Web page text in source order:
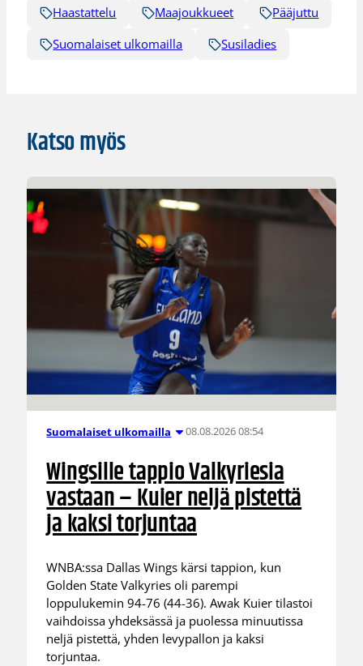
Haastattelu Maajoukkueet
Pääjuttu
Suomalaiset ulkomailla
Susiladies
Katso myös
Suomalaiset ulkomailla 08.08.2026 08:54
Wingsille tappio Valkyriesia
vastaan – Kuier neljä pistettä
ja kaksi torjuntaa
WNBA:ssa Dallas Wings kärsi tappion, kun
Golden State Valkyries oli parempi
loppulukemin 94-76 (44-36). Awak Kuier tilastoi
vaihdoissa yhdeksässä ja puolessa minuutissa
neljä pistettä, yhden levypallon ja kaksi
torjuntaa.